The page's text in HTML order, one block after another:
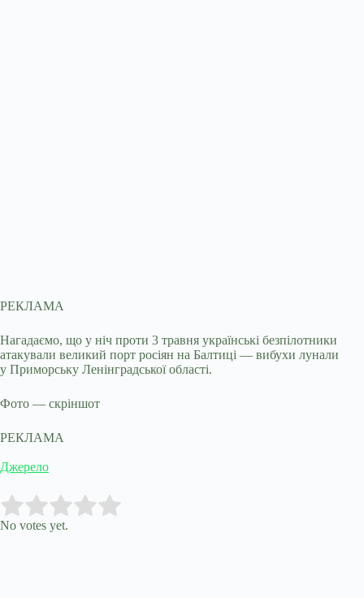
РЕКЛАМА
Нагадаємо, що у ніч проти 3 травня українські безпілотники
атакували великий порт росіян на Балтиці — вибухи лунали
у Приморську Ленінградської області.
Фото — скріншот
РЕКЛАМА
Джерело
Rate this item:
No votes yet.